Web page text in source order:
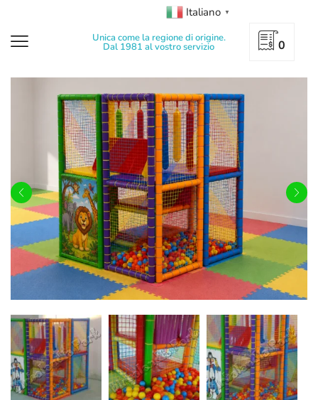
Italiano ▼
Unica come la regione di origine.
Dal 1981 al vostro servizio 0